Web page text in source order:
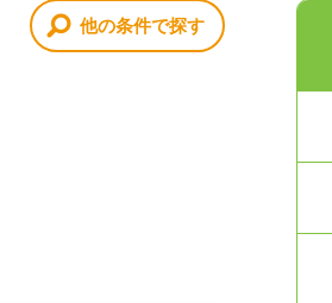
他の条件で探す